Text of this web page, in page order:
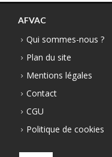
AFVAC
Qui sommes-nous ?
Plan du site
Mentions légales
Contact
CGU
Politique de cookies